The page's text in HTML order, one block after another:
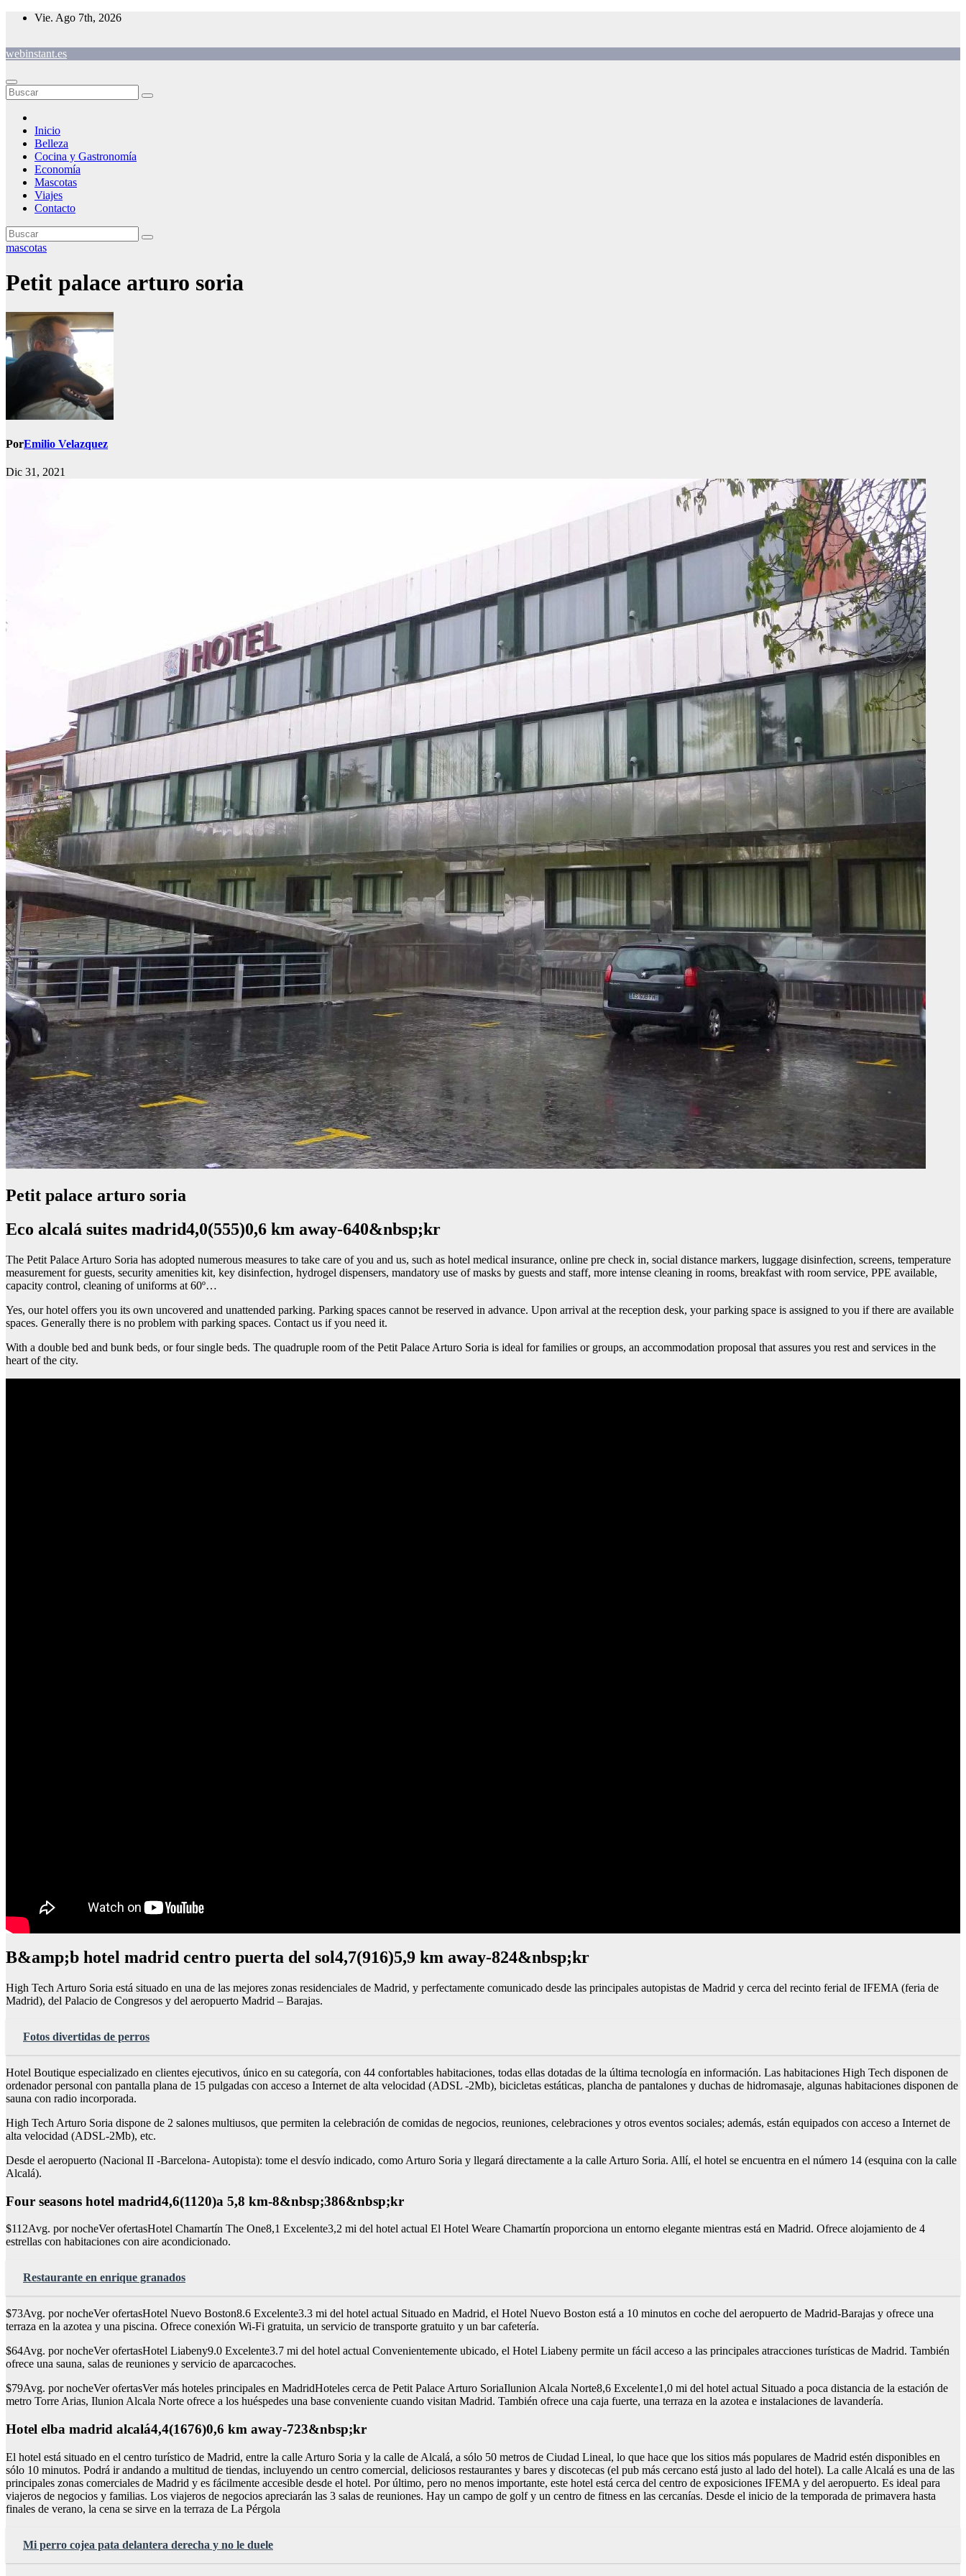
Saltar
Vie. Ago 7th, 2026
webinstant.es
Inicio
Belleza
Cocina y Gastronomía
Economía
Mascotas
Viajes
Contacto
mascotas
Petit palace arturo soria
PorEmilio Velazquez
Dic 31, 2021
Petit palace arturo soria
Eco alcalá suites madrid4,0(555)0,6 km away-640&nbsp;kr
The Petit Palace Arturo Soria has adopted numerous measures to take care of you and us, such as hotel medical insurance, online pre check in, social distance markers, luggage disinfection, screens, temperature
measurement for guests, security amenities kit, key disinfection, hydrogel dispensers, mandatory use of masks by guests and staff, more intense cleaning in rooms, breakfast with room service, PPE available,
capacity control, cleaning of uniforms at 60º…
Yes, our hotel offers you its own uncovered and unattended parking. Parking spaces cannot be reserved in advance. Upon arrival at the reception desk, your parking space is assigned to you if there are available
spaces. Generally there is no problem with parking spaces. Contact us if you need it.
With a double bed and bunk beds, or four single beds. The quadruple room of the Petit Palace Arturo Soria is ideal for families or groups, an accommodation proposal that assures you rest and services in the
heart of the city.
B&amp;b hotel madrid centro puerta del sol4,7(916)5,9 km away-824&nbsp;kr
High Tech Arturo Soria está situado en una de las mejores zonas residenciales de Madrid, y perfectamente comunicado desde las principales autopistas de Madrid y cerca del recinto ferial de IFEMA (feria de
Madrid), del Palacio de Congresos y del aeropuerto Madrid – Barajas.
Fotos divertidas de perros
Hotel Boutique especializado en clientes ejecutivos, único en su categoría, con 44 confortables habitaciones, todas ellas dotadas de la última tecnología en información. Las habitaciones High Tech disponen de
ordenador personal con pantalla plana de 15 pulgadas con acceso a Internet de alta velocidad (ADSL -2Mb), bicicletas estáticas, plancha de pantalones y duchas de hidromasaje, algunas habitaciones disponen de
sauna con radio incorporada.
High Tech Arturo Soria dispone de 2 salones multiusos, que permiten la celebración de comidas de negocios, reuniones, celebraciones y otros eventos sociales; además, están equipados con acceso a Internet de
alta velocidad (ADSL-2Mb), etc.
Desde el aeropuerto (Nacional II -Barcelona- Autopista): tome el desvío indicado, como Arturo Soria y llegará directamente a la calle Arturo Soria. Allí, el hotel se encuentra en el número 14 (esquina con la calle
Alcalá).
Four seasons hotel madrid4,6(1120)a 5,8 km-8&nbsp;386&nbsp;kr
$112Avg. por nocheVer ofertasHotel Chamartín The One8,1 Excelente3,2 mi del hotel actual El Hotel Weare Chamartín proporciona un entorno elegante mientras está en Madrid. Ofrece alojamiento de 4
estrellas con habitaciones con aire acondicionado.
Restaurante en enrique granados
$73Avg. por nocheVer ofertasHotel Nuevo Boston8.6 Excelente3.3 mi del hotel actual Situado en Madrid, el Hotel Nuevo Boston está a 10 minutos en coche del aeropuerto de Madrid-Barajas y ofrece una
terraza en la azotea y una piscina. Ofrece conexión Wi-Fi gratuita, un servicio de transporte gratuito y un bar cafetería.
$64Avg. por nocheVer ofertasHotel Liabeny9.0 Excelente3.7 mi del hotel actual Convenientemente ubicado, el Hotel Liabeny permite un fácil acceso a las principales atracciones turísticas de Madrid. También
ofrece una sauna, salas de reuniones y servicio de aparcacoches.
$79Avg. por nocheVer ofertasVer más hoteles principales en MadridHoteles cerca de Petit Palace Arturo SoriaIlunion Alcala Norte8,6 Excelente1,0 mi del hotel actual Situado a poca distancia de la estación de
metro Torre Arias, Ilunion Alcala Norte ofrece a los huéspedes una base conveniente cuando visitan Madrid. También ofrece una caja fuerte, una terraza en la azotea e instalaciones de lavandería.
Hotel elba madrid alcalá4,4(1676)0,6 km away-723&nbsp;kr
El hotel está situado en el centro turístico de Madrid, entre la calle Arturo Soria y la calle de Alcalá, a sólo 50 metros de Ciudad Lineal, lo que hace que los sitios más populares de Madrid estén disponibles en
sólo 10 minutos. Podrá ir andando a multitud de tiendas, incluyendo un centro comercial, deliciosos restaurantes y bares y discotecas (el pub más cercano está justo al lado del hotel). La calle Alcalá es una de las
principales zonas comerciales de Madrid y es fácilmente accesible desde el hotel. Por último, pero no menos importante, este hotel está cerca del centro de exposiciones IFEMA y del aeropuerto. Es ideal para
viajeros de negocios y familias. Los viajeros de negocios apreciarán las 3 salas de reuniones. Hay un campo de golf y un centro de fitness en las cercanías. Desde el inicio de la temporada de primavera hasta
finales de verano, la cena se sirve en la terraza de La Pérgola
Mi perro cojea pata delantera derecha y no le duele